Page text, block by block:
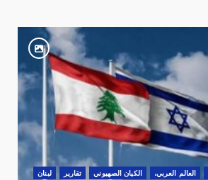
العالم العربي، الكيان الصهيوني تقارير لبنان